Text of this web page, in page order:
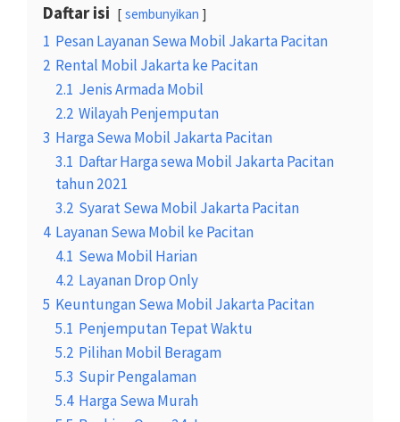
Daftar isi sembunyikan
1 Pesan Layanan Sewa Mobil Jakarta Pacitan
2 Rental Mobil Jakarta ke Pacitan
2.1 Jenis Armada Mobil
2.2 Wilayah Penjemputan
3 Harga Sewa Mobil Jakarta Pacitan
3.1 Daftar Harga sewa Mobil Jakarta Pacitan
tahun 2021
3.2 Syarat Sewa Mobil Jakarta Pacitan
4 Layanan Sewa Mobil ke Pacitan
4.1 Sewa Mobil Harian
4.2 Layanan Drop Only
5 Keuntungan Sewa Mobil Jakarta Pacitan
5.1 Penjemputan Tepat Waktu
5.2 Pilihan Mobil Beragam
5.3 Supir Pengalaman
5.4 Harga Sewa Murah